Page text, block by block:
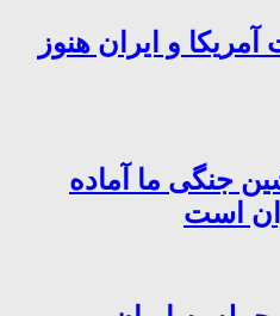
و ایران هنوز
جنگی ما آماده
است